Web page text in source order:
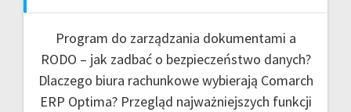
Program do zarządzania dokumentami a
RODO – jak zadbać o bezpieczeństwo danych?
Dlaczego biura rachunkowe wybierają Comarch
ERP Optima? Przegląd najważniejszych funkcji